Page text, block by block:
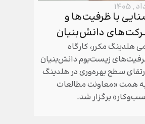
با ظرفیت‌ها و
دانش‌بنیان
هلدینگ مکرر، کارگاه
زیست‌بوم دانش‌بنیان
سطح بهره‌وری در هلدینگ
همت «معاونت مطالعات
برگزار شد.